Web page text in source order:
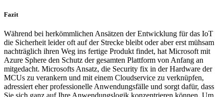
Fazit
Während bei herkömmlichen Ansätzen der Entwicklung für das IoT
die Sicherheit leider oft auf der Strecke bleibt oder aber erst mühsam
nachträglich ihren Weg ins fertige Produkt findet, hat Microsoft mit
Azure Sphere den Schutz der gesamten Plattform von Anfang an
mitgedacht. Microsofts Ansatz, die Security fix in der Hardware der
MCUs zu verankern und mit einem Cloudservice zu verknüpfen,
adressiert eher professionelle Anwendungsfälle und sorgt dafür, dass